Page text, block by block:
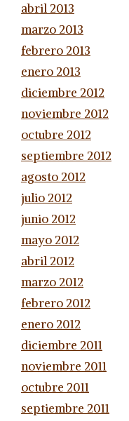
abril 2013
marzo 2013
febrero 2013
enero 2013
diciembre 2012
noviembre 2012
octubre 2012
septiembre 2012
agosto 2012
julio 2012
junio 2012
mayo 2012
abril 2012
marzo 2012
febrero 2012
enero 2012
diciembre 2011
noviembre 2011
octubre 2011
septiembre 2011